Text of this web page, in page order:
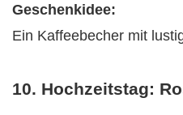
Geschenkidee:
Ein Kaffeebecher mit
10. Hochzeitstag: